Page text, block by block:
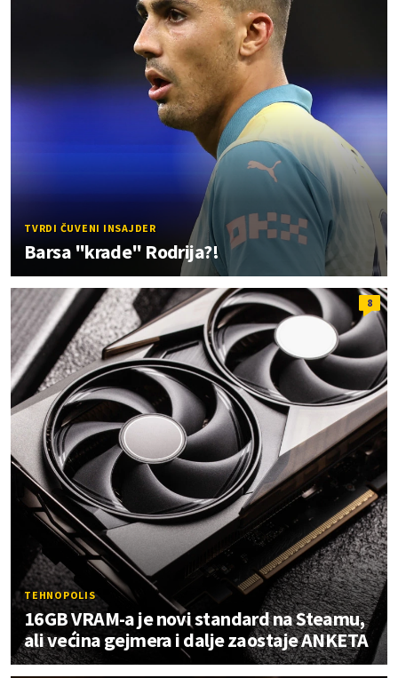
TVRDI ČUVENI INSAJDER
Barsa "krade" Rodrija?!
8
TEHNOPOLIS
16GB VRAM-a je novi standard na Steamu,
ali većina gejmera i dalje zaostaje ANKETA